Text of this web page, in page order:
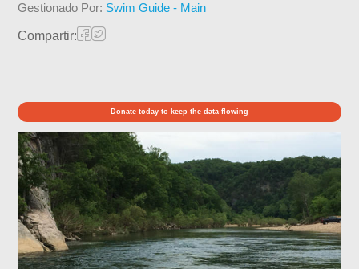
Gestionado Por: Swim Guide - Main
Compartir:
Donate today to keep the data flowing